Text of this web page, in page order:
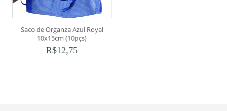
Saco de Organza Azul Royal
10x15cm (10pçs)
R$12,75